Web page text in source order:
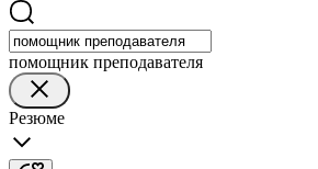
помощник преподавателя
Резюме